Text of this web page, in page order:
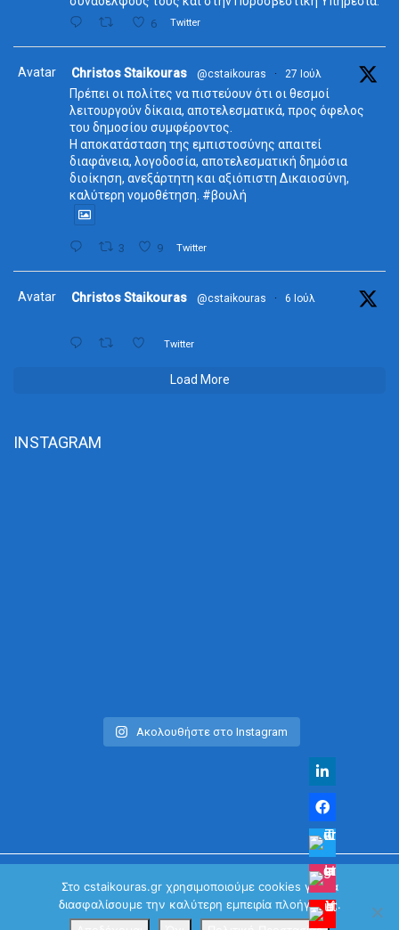
6 Twitter
Avatar Christos Staikouras @cstaikouras · 27 Ιούλ
Πρέπει οι πολίτες να πιστεύουν ότι οι θεσμοί
λειτουργούν δίκαια, αποτελεσματικά, προς όφελος
του δημοσίου συμφέροντος.
Η αποκατάσταση της εμπιστοσύνης απαιτεί
διαφάνεια, λογοδοσία, αποτελεσματική δημόσια
διοίκηση, ανεξάρτητη και αξιόπιστη Δικαιοσύνη,
καλύτερη νομοθέτηση. #βουλή
3 9 Twitter
Avatar Christos Staikouras @cstaikouras · 6 Ιούλ
Twitter
Load More
INSTAGRAM
Ακολουθήστε στο Instagram
© Χρήστος Σταϊκούρας | All Rights Reserved 2026
Κανονισμός Προστασίας Προσωπικών Δεδομένων
Στο cstaikouras.gr χρησιμοποιούμε cookies για να
διασφαλίσουμε την καλύτερη εμπειρία πλοήγησης.